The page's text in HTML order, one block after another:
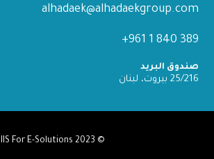
alhadaek@alhadaekgroup.com
389 840 1 961+
صندوق البريد
25/216 بيروت، لبنان
© 2023
IIS For E-Solutions